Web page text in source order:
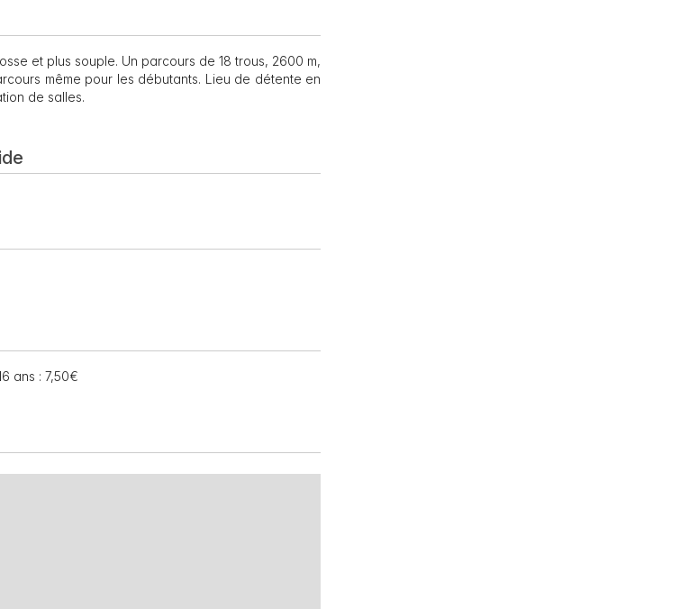
et plus souple. Un parcours de 18 trous, 2600 m,
même pour les débutants. Lieu de détente en
de salles.
ans : 7,50€